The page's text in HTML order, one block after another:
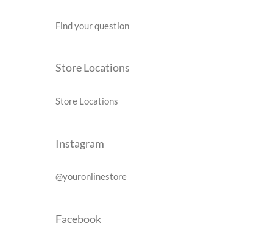
Find your question
Store Locations
Store Locations
Instagram
@youronlinestore
Facebook